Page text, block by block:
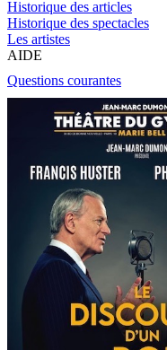
Historique des articles
Historique des spectacles
Les artistes
AIDE
Questions courantes